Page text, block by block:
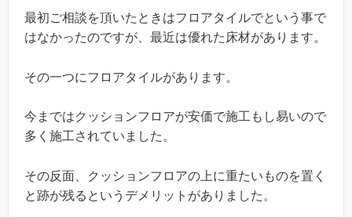
最初ご相談を頂いたときはフロアタイルでという事で
はなかったのですが、最近は優れた床材があります。
その一つにフロアタイルがあります。
今まではクッションフロアが安価で施工もし易いので
多く施工されていました。
その反面、クッションフロアの上に重たいものを置く
と跡が残るというデメリットがありました。